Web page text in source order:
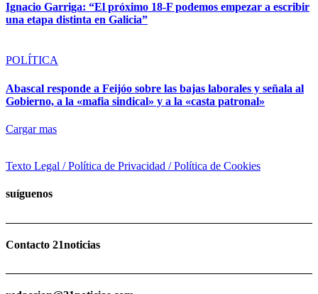
Ignacio Garriga: “El próximo 18-F podemos empezar a escribir
una etapa distinta en Galicia”
POLÍTICA
Abascal responde a Feijóo sobre las bajas laborales y señala al
Gobierno, a la «mafia sindical» y a la «casta patronal»
Cargar mas
Texto Legal / Política de Privacidad / Política de Cookies
suíguenos
Contacto 21noticias